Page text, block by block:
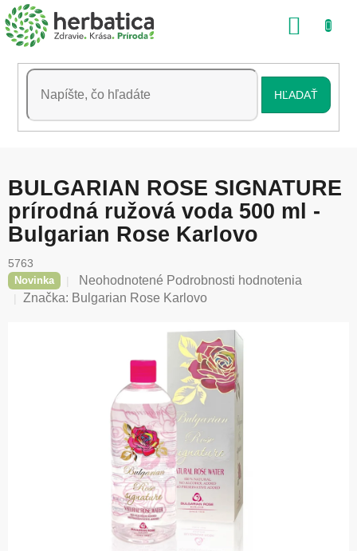
Prejsť
na
obsah
HĽADAŤ
BULGARIAN ROSE SIGNATURE
prírodná ružová voda 500 ml -
Bulgarian Rose Karlovo
5763
Novinka
Priemerné
hodnotenie
hviezdičiek.
Neohodnotené Podrobnosti hodnotenia
Značka: Bulgarian Rose Karlovo